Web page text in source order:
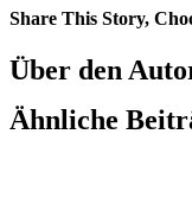
Share This Story,
Facebook
LinkedIn
WhatsApp
Telegram
Tumblr
Pinterest
Vk
Xing
E-
Mail
Über den
Ähnliche